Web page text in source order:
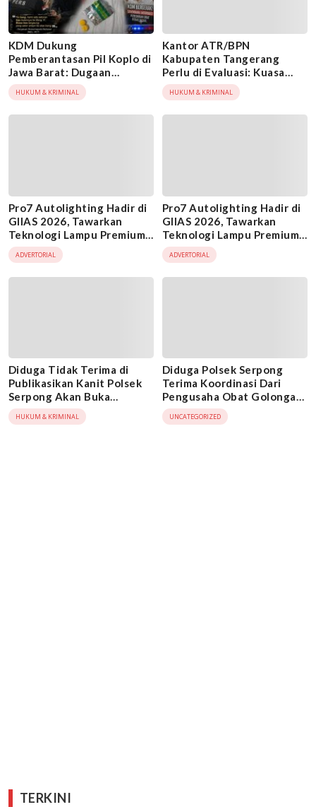
KDM Dukung
Pemberantasan Pil Koplo di
Jawa Barat: Dugaan
Setoran Mengguncang
Cianjur
HUKUM & KRIMINAL
Kantor ATR/BPN
Kabupaten Tangerang
Perlu di Evaluasi: Kuasa
Hukum Meminta Menteri
Nusron Wahid Turun
Gunung
HUKUM & KRIMINAL
Pro7 Autolighting Hadir di
GIIAS 2026, Tawarkan
Teknologi Lampu Premium
untuk Mobil dan Motor
ADVERTORIAL
Pro7 Autolighting Hadir di
GIIAS 2026, Tawarkan
Teknologi Lampu Premium
untuk Mobil dan Motor
ADVERTORIAL
Diduga Tidak Terima di
Publikasikan Kanit Polsek
Serpong Akan Buka
Laporan: Ko Diblokir
HUKUM & KRIMINAL
Diduga Polsek Serpong
Terima Koordinasi Dari
Pengusaha Obat Golongan
G: Informasi Bocor
UNCATEGORIZED
TERKINI